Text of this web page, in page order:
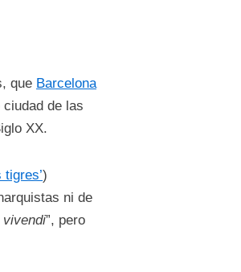
que Barcelona
de las
XX.
)
ni de
vivendi”, pero